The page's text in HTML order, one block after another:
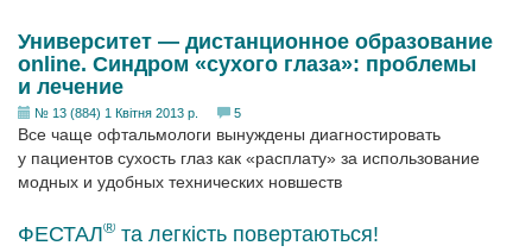
Университет — дистанционное образование
online. Синдром «сухого глаза»: проблемы
и лечение
№ 13 (884) 1 Квітня 2013 р. 5
Все чаще офтальмологи вынуждены диагностировать
у пациентов сухость глаз как «расплату» за использование
модных и удобных технических новшеств
ФЕСТАЛ® та легкість повертаються!